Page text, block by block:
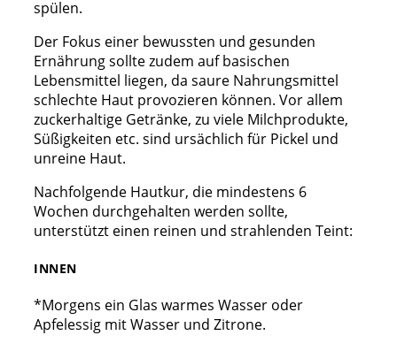
spülen.
Der Fokus einer bewussten und gesunden
Ernährung sollte zudem auf basischen
Lebensmittel liegen, da saure Nahrungsmittel
schlechte Haut provozieren können. Vor allem
zuckerhaltige Getränke, zu viele Milchprodukte,
Süßigkeiten etc. sind ursächlich für Pickel und
unreine Haut.
Nachfolgende Hautkur, die mindestens 6
Wochen durchgehalten werden sollte,
unterstützt einen reinen und strahlenden Teint:
INNEN
*Morgens ein Glas warmes Wasser oder
Apfelessig mit Wasser und Zitrone.